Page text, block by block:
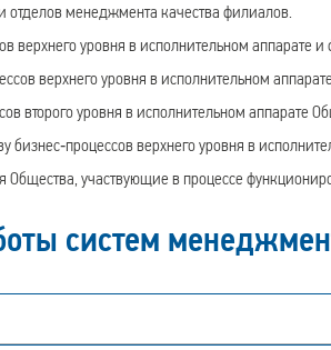
отделов менеджмента качества филиалов.
верхнего уровня в исполнительном аппарате
верхнего уровня в исполнительном
второго уровня в исполнительном аппарате
бизнес‑процессов верхнего уровня в
Общества, участвующие в процессе
систем